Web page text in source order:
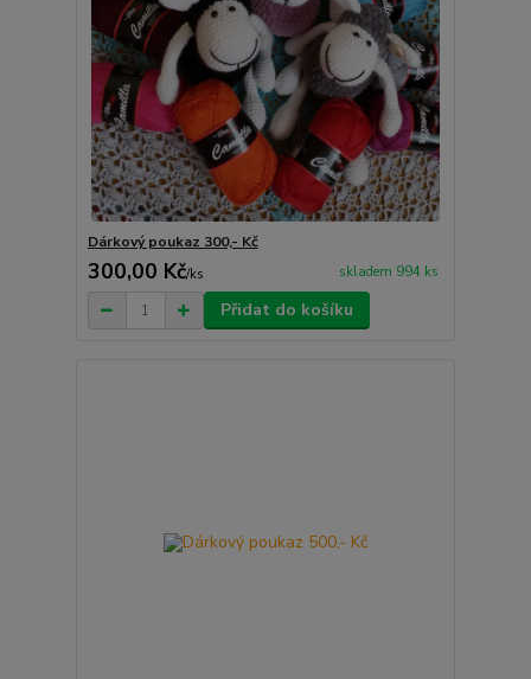
Dárkový poukaz 300,- Kč
300,00 Kč/ks skladem 994 ks
Přidat do košíku